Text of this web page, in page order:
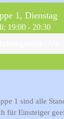
1, Dienstag
19:00 - 20:30
1 sind alle
für Einsteiger